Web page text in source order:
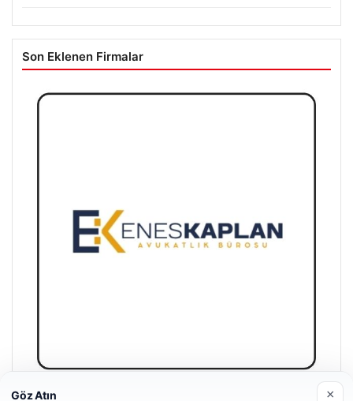
Son Eklenen Firmalar
Göz Atın ×